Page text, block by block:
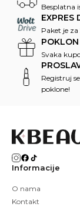
Besplatna
EXPRES
Paket je
POKLON
Svaka
Registruj
poklone!
Informacije
O nama
Kontakt